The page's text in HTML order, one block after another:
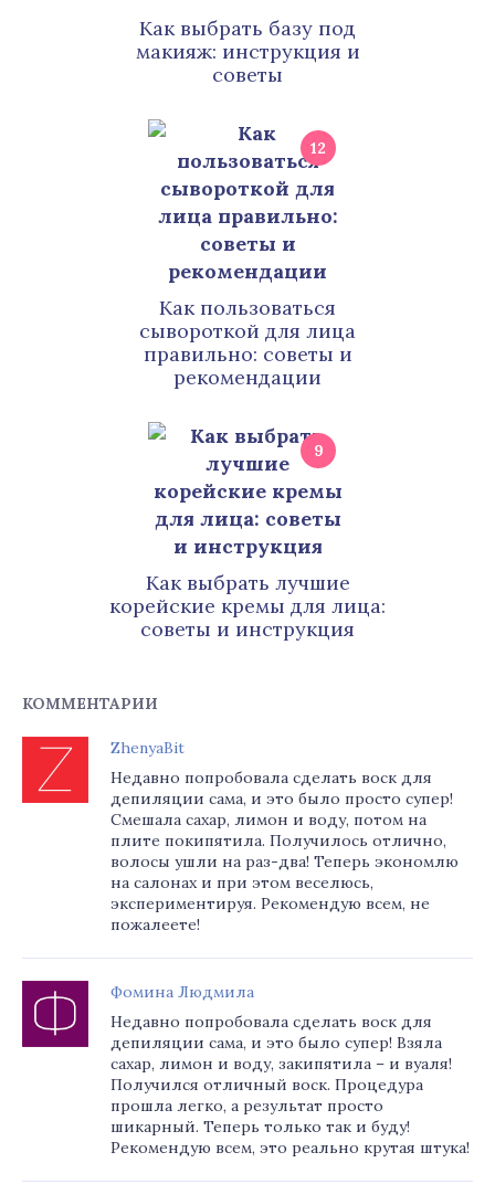
Как выбрать базу под
макияж: инструкция и
советы
12
Как пользоваться
сывороткой для лица
правильно: советы и
рекомендации
9
Как выбрать лучшие
корейские кремы для лица:
советы и инструкция
КОММЕНТАРИИ
ZhenyaBit
Недавно попробовала сделать воск для
депиляции сама, и это было просто супер!
Смешала сахар, лимон и воду, потом на
плите покипятила. Получилось отлично,
волосы ушли на раз-два! Теперь экономлю
на салонах и при этом веселюсь,
экспериментируя. Рекомендую всем, не
пожалеете!
Фомина Людмила
Недавно попробовала сделать воск для
депиляции сама, и это было супер! Взяла
сахар, лимон и воду, закипятила – и вуаля!
Получился отличный воск. Процедура
прошла легко, а результат просто
шикарный. Теперь только так и буду!
Рекомендую всем, это реально крутая штука!